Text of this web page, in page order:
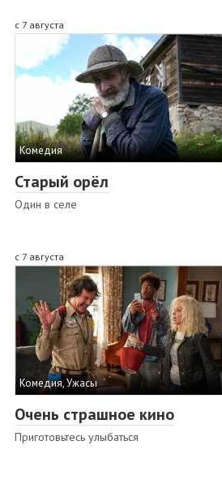
с 7 августа
Комедия
Старый орёл
Один в селе
с 7 августа
Комедия, Ужасы
Очень страшное кино
Приготовьтесь улыбаться